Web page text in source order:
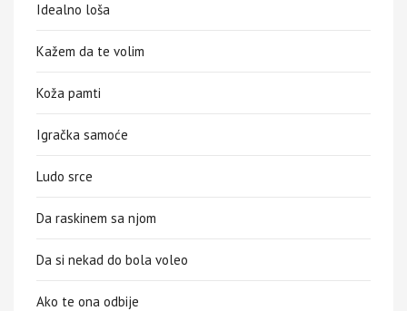
Idealno loša
Kažem da te volim
Koža pamti
Igračka samoće
Ludo srce
Da raskinem sa njom
Da si nekad do bola voleo
Ako te ona odbije